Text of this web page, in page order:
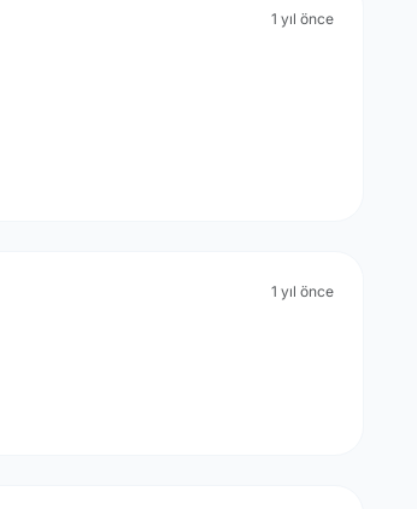
1 yıl önce
1 yıl önce